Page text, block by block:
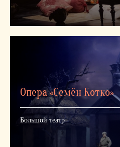
Опера «Семён Котко»
Большой театр